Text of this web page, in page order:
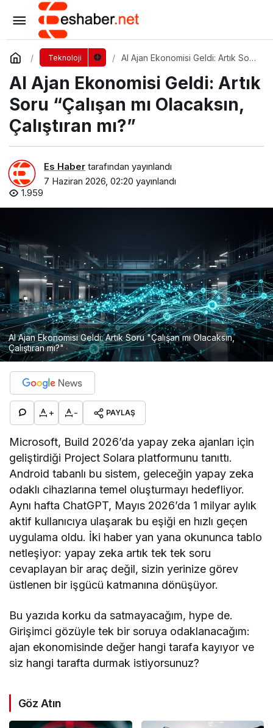
Teknoloji
AI Ajan Ekonomisi Geldi: Artık Soru
mı?”
AI Ajan Ekonomisi Geldi: Artık
Soru “Çalışan mı Olacaksın,
Çalıştıran mı?”
Es Haber tarafından yayınlandı
7 Haziran 2026, 02:20 yayınlandı
1.959
AI Ajan Ekonomisi Geldi: Artık Soru "Çalışan mı Olacaksın,
Çalıştıran mı?"
+ - PAYLAŞ
Microsoft, Build 2026’da yapay zeka ajanları için
geliştirdiği Project Solara platformunu tanıttı.
Android tabanlı bu sistem, geleceğin yapay zeka
odaklı cihazlarına temel oluşturmayı hedefliyor.
Aynı hafta ChatGPT, Mayıs 2026’da 1 milyar aylık
aktif kullanıcıya ulaşarak bu eşiği en hızlı geçen
uygulama oldu. İki haber yan yana okununca tablo
netleşiyor: yapay zeka artık tek tek soru
cevaplayan bir araç değil, sizin yerinize görev
üstlenen bir işgücü katmanına dönüşüyor.
Bu yazıda korku da satmayacağım, hype de.
Girişimci gözüyle tek bir soruya odaklanacağım:
ajan ekonomisinde değer hangi tarafa kayıyor ve
siz hangi tarafta durmak istiyorsunuz?
Göz Atın
Mobil Hotspot Neden Güvenlik Riski Taşıyor?
Yorum Yap Paylaş